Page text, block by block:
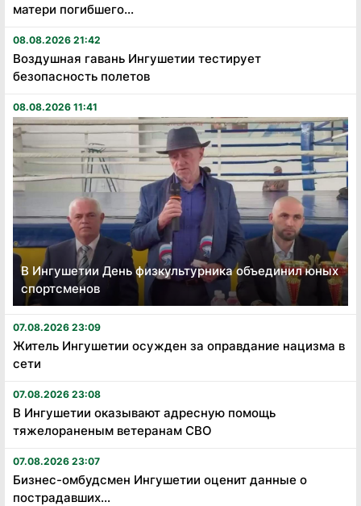
матери погибшего...
08.08.2026 21:42
Воздушная гавань Ингушетии тестирует
безопасность полетов
08.08.2026 11:41
В Ингушетии День физкультурника объединил юных
спортсменов
07.08.2026 23:09
Житель Ингушетии осужден за оправдание нацизма в
сети
07.08.2026 23:08
В Ингушетии оказывают адресную помощь
тяжелораненым ветеранам СВО
07.08.2026 23:07
Бизнес-омбудсмен Ингушетии оценит данные о
пострадавших...